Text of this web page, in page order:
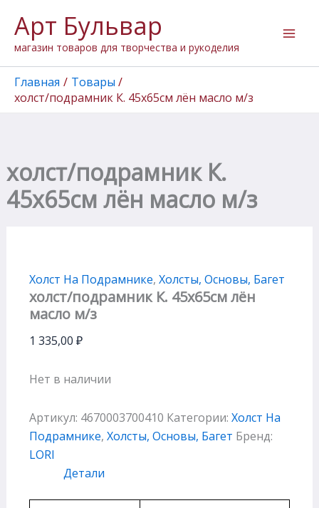
содержимому
Арт Бульвар
магазин товаров для творчества и рукоделия
Главная
Товары
холст/подрамник К. 45х65см лён масло м/з
холст/подрамник К.
45х65см лён масло м/з
Холст На Подрамнике, Холсты, Основы, Багет
холст/подрамник К. 45х65см лён
масло м/з
1 335,00 ₽
Нет в наличии
Артикул: 4670003700410 Категории: Холст На
Подрамнике, Холсты, Основы, Багет Бренд:
LORI
Детали